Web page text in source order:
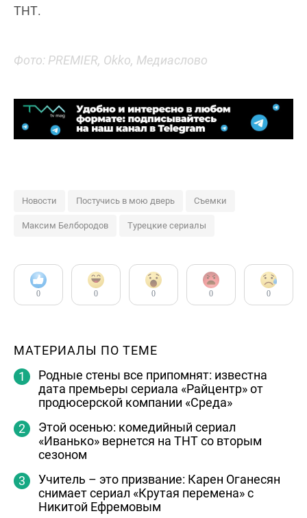
ТНТ.
Фото: PREMIER, Okko, Медиаслово
Новости Постучись в мою дверь Съемки
Максим Белбородов Турецкие сериалы
0 0 0 0 0
МАТЕРИАЛЫ ПО ТЕМЕ
Родные стены все припомнят: известна
дата премьеры сериала «Райцентр» от
продюсерской компании «Среда»
Этой осенью: комедийный сериал
«Иванько» вернется на ТНТ со вторым
сезоном
Учитель – это призвание: Карен Оганесян
снимает сериал «Крутая перемена» с
Никитой Ефремовым